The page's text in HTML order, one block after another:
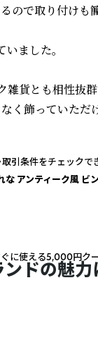
るので取り付けも
ました。
貨とも相性抜群
く飾っていただけ
アンティーク風 ビ
ドの魅力
引条件をチェックで
に使える5,000円ク